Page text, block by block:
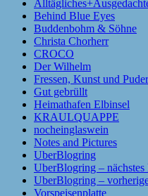
Behind Blue Eyes
Buddenbohm & Söhne
Christa Chorherr
CROCO
Der Wilhelm
Fressen, Kunst und
Gut gebrüllt
Heimathafen Elbinsel
KRAULQUAPPE
nocheinglaswein
Notes and Pictures
UberBlogring
UberBlogring –
UberBlogring –
Vorspeisenplatte